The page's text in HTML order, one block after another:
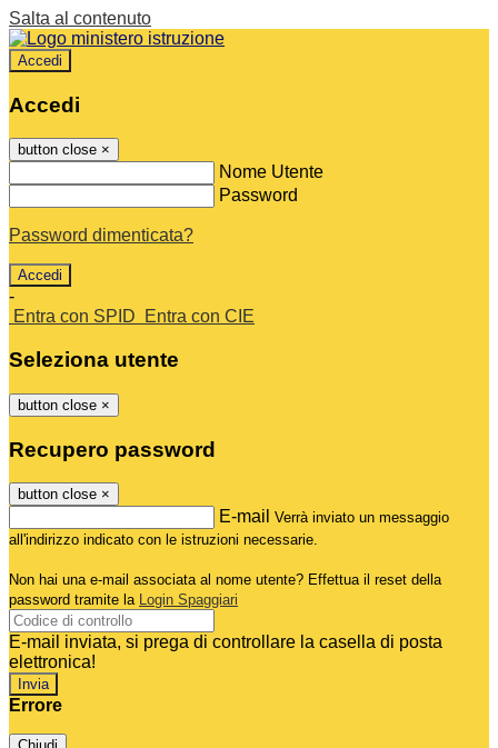
Salta al contenuto
Accedi
Accedi
button close ×
Nome Utente
Password
Password dimenticata?
-
Entra con SPID
Entra con CIE
Seleziona utente
button close ×
Recupero password
button close ×
E-mail Verrà inviato un messaggio
all'indirizzo indicato con le istruzioni necessarie.
Non hai una e-mail associata al nome utente? Effettua il reset della
password tramite la Login Spaggiari
E-mail inviata, si prega di controllare la casella di posta
elettronica!
Errore